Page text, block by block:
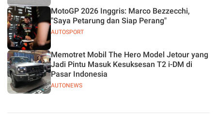
AUTOSPORT
MotoGP 2026 Inggris: Marco Bezzecchi,
"Saya Petarung dan Siap Perang"
AUTONEWS
Memotret Mobil The Hero Model Jetour yang
Jadi Pintu Masuk Kesuksesan T2 i-DM di
Pasar Indonesia